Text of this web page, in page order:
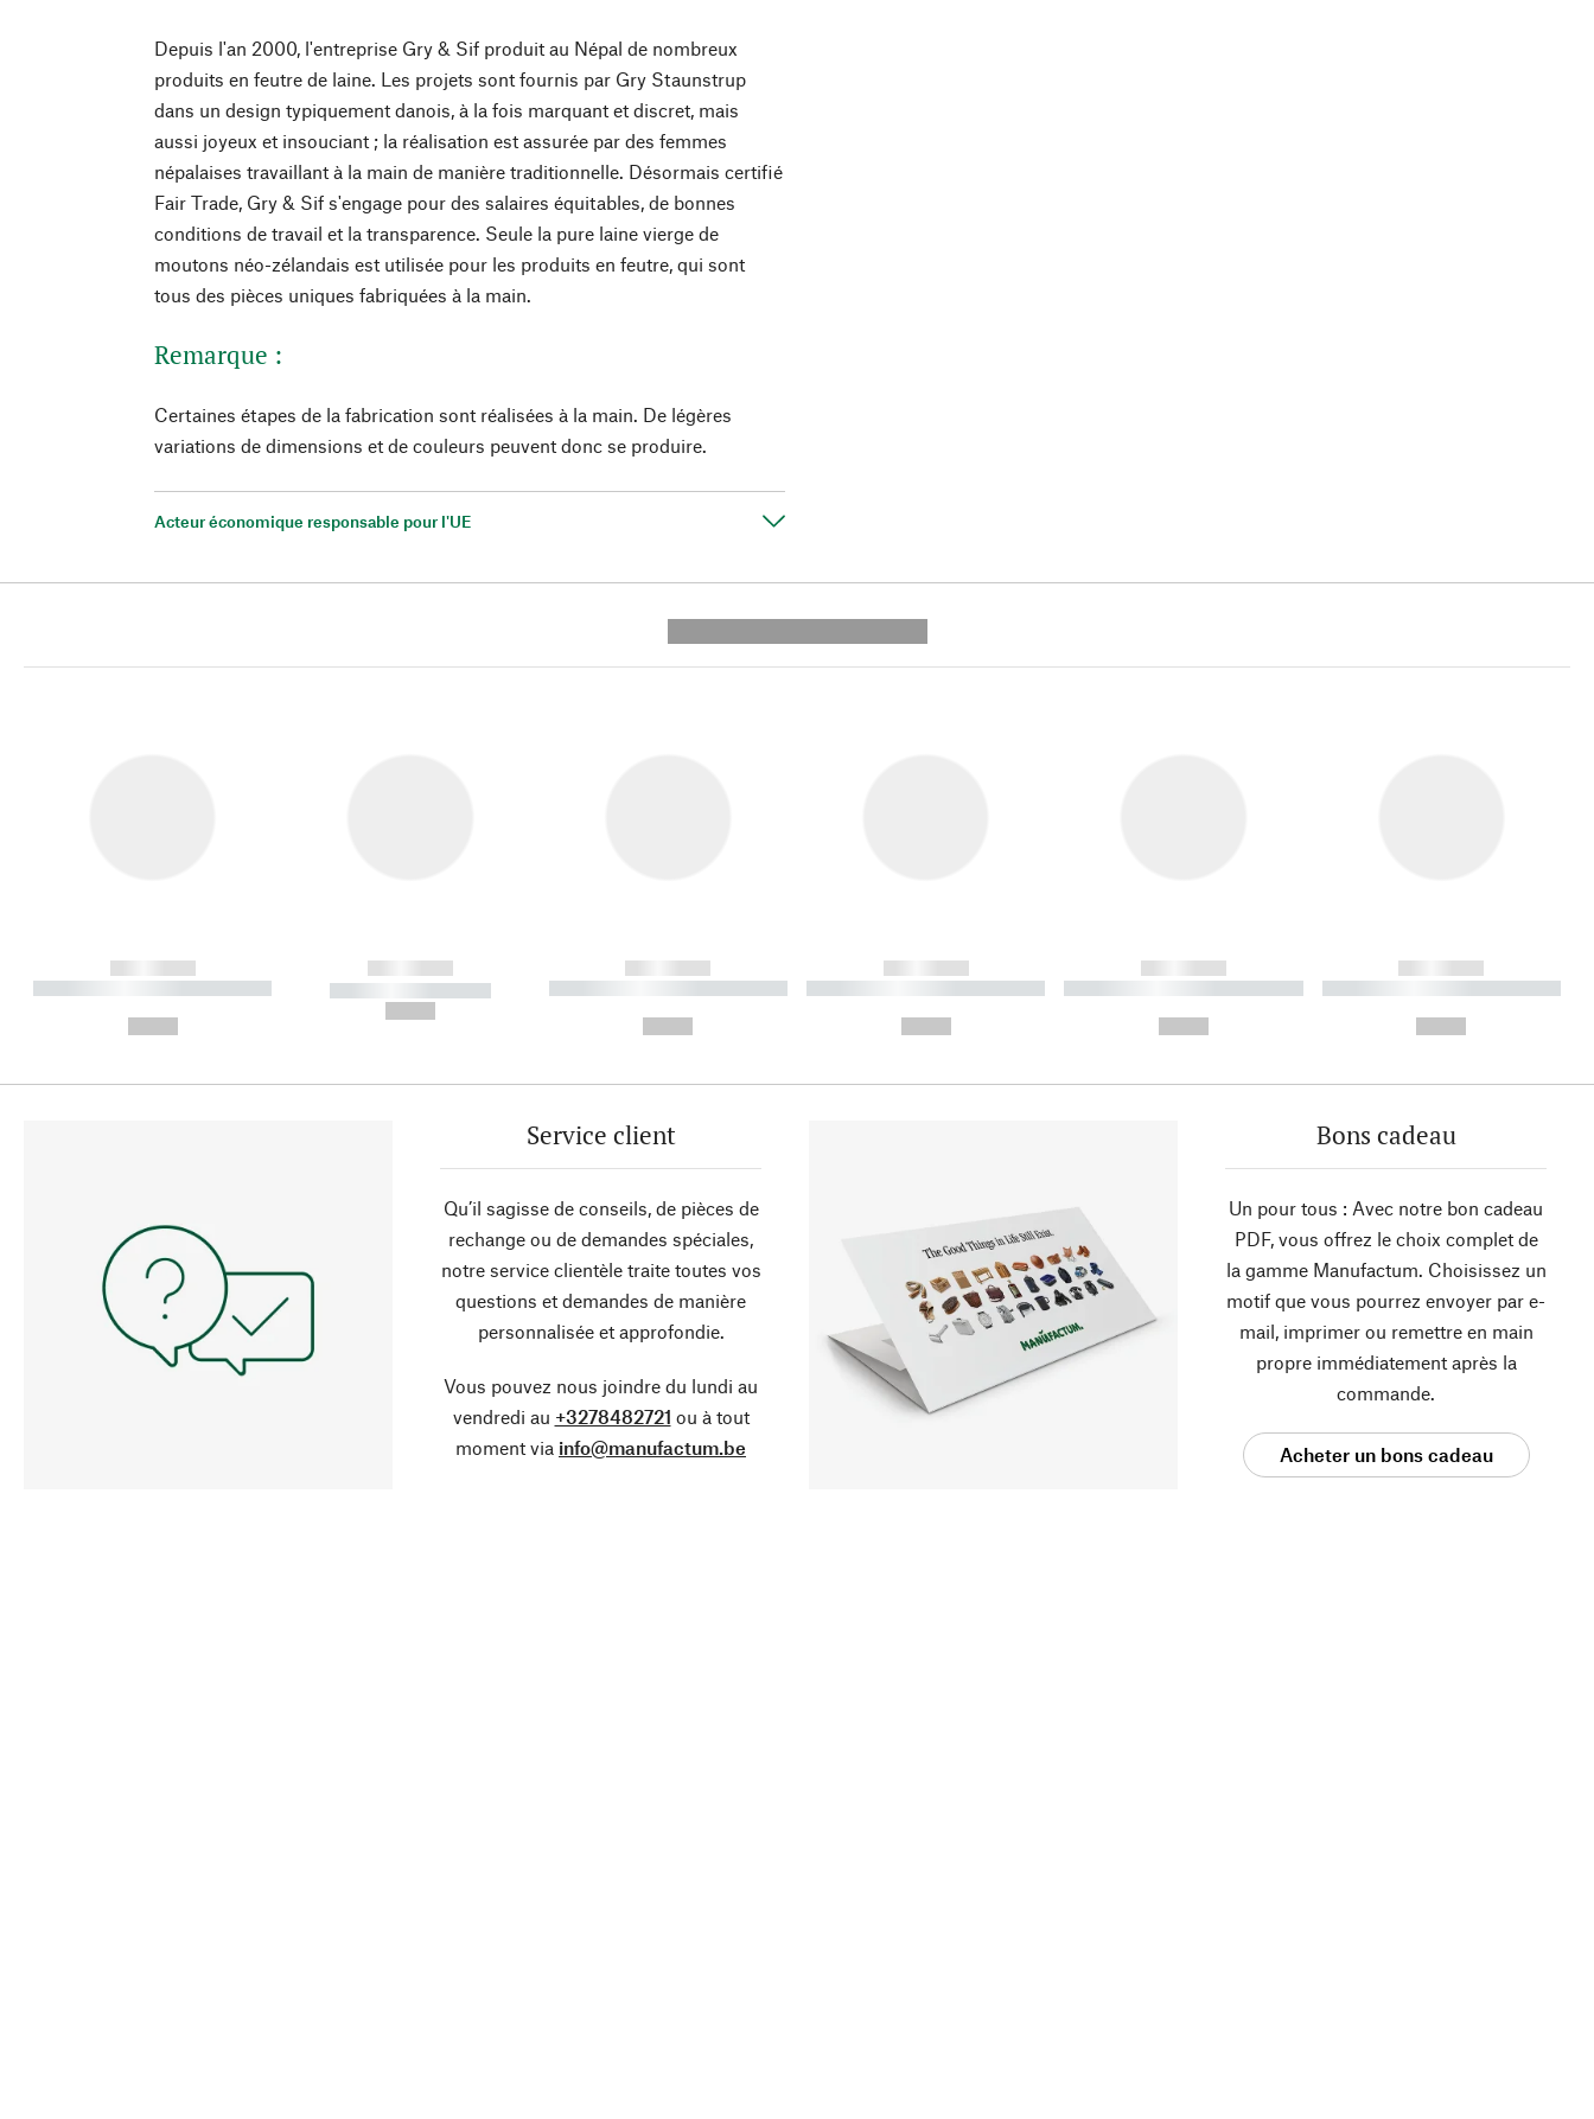
Depuis l'an 2000, l'entreprise Gry & Sif produit au Népal de nombreux
produits en feutre de laine. Les projets sont fournis par Gry Staunstrup
dans un design typiquement danois, à la fois marquant et discret, mais
aussi joyeux et insouciant ; la réalisation est assurée par des femmes
népalaises travaillant à la main de manière traditionnelle. Désormais certifié
Fair Trade, Gry & Sif s'engage pour des salaires équitables, de bonnes
conditions de travail et la transparence. Seule la pure laine vierge de
moutons néo-zélandais est utilisée pour les produits en feutre, qui sont
tous des pièces uniques fabriquées à la main.
Remarque :
Certaines étapes de la fabrication sont réalisées à la main. De légères
variations de dimensions et de couleurs peuvent donc se produire.
Acteur économique responsable pour l'UE
------------
----------- ----------- ----------
------------
----------- -----------
------------
----------- ----------- ----------
------------
----------- ----------- ----------
------------
----------- ----------- ----------
------------
----------- ----------- ----------
Service client
Qu’il sagisse de conseils, de pièces de
rechange ou de demandes spéciales,
notre service clientèle traite toutes vos
questions et demandes de manière
personnalisée et approfondie.
Vous pouvez nous joindre du lundi au
vendredi au +3278482721 ou à tout
moment via info@manufactum.be
Bons cadeau
Un pour tous : Avec notre bon cadeau
PDF, vous offrez le choix complet de
la gamme Manufactum. Choisissez un
motif que vous pourrez envoyer par e-
mail, imprimer ou remettre en main
propre immédiatement après la
commande.
Acheter un bons cadeau